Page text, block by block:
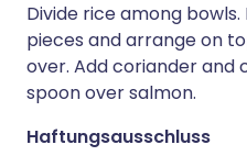
Divide rice among
pieces and arrange on
over. Add coriander and
spoon over salmon.
Haftungsausschluss